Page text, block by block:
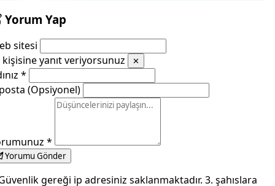
Yorum Yap
sitesi
kişisine yanıt veriyorsunuz
✕
*
(Opsiyonel)
*
Yorumu Gönder
gereği ip adresiniz saklanmaktadır. 3. şahıslara